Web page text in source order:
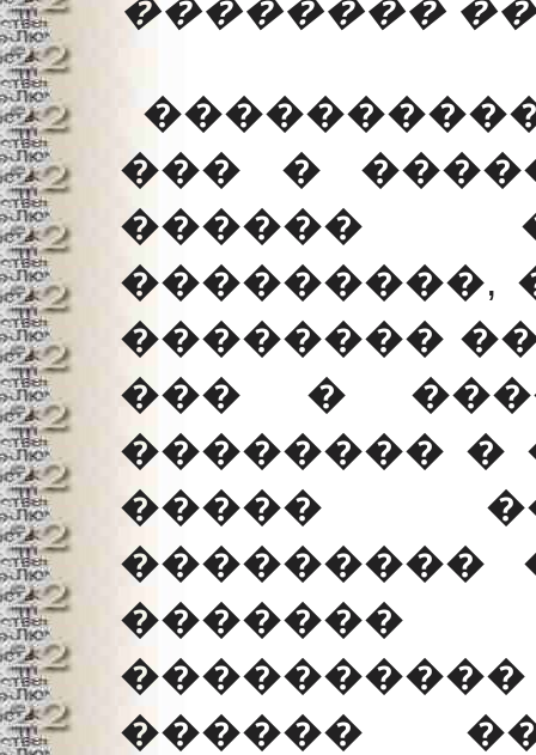
��������
��� �
������
���������,
��������
��� �
�������� �
�����
���������
������